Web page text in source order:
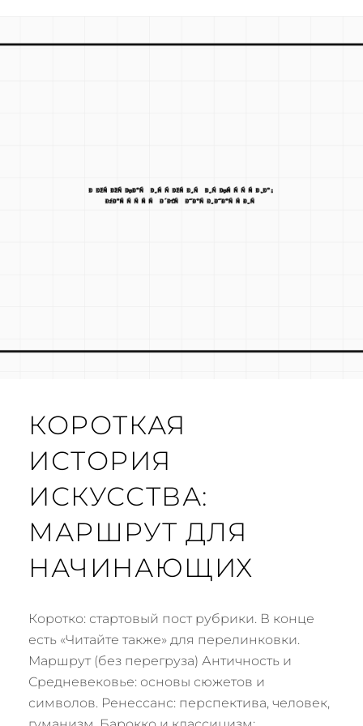
КОРОТКАЯ
ИСТОРИЯ
ИСКУССТВА:
МАРШРУТ ДЛЯ
НАЧИНАЮЩИХ
Коротко: стартовый пост рубрики. В конце
есть «Читайте также» для перелинковки.
Маршрут (без перегруза) Античность и
Средневековье: основы сюжетов и
символов. Ренессанс: перспектива, человек,